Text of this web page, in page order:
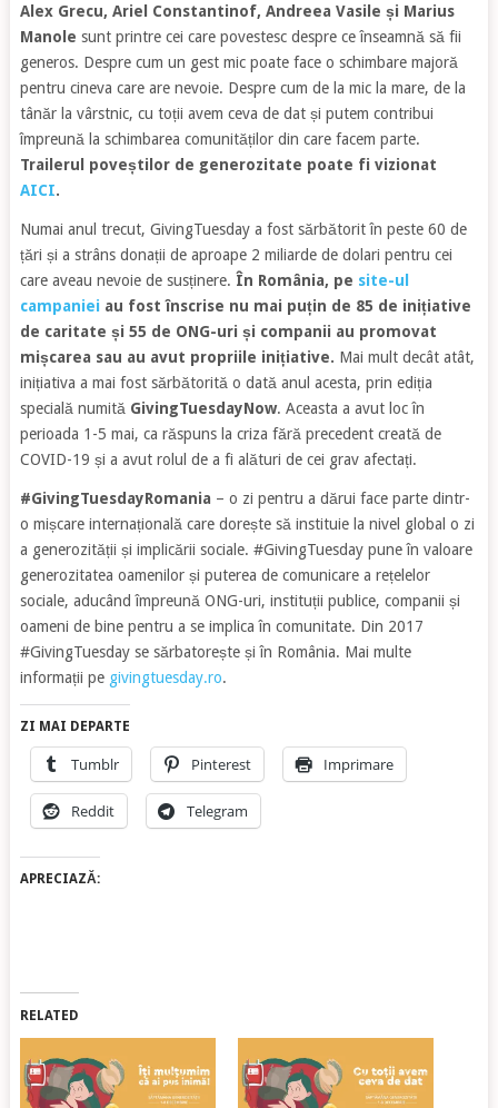
Alex Grecu, Ariel Constantinof, Andreea Vasile și Marius
Manole sunt printre cei care povestesc despre ce înseamnă să fii
generos. Despre cum un gest mic poate face o schimbare majoră
pentru cineva care are nevoie. Despre cum de la mic la mare, de la
tânăr la vârstnic, cu toții avem ceva de dat și putem contribui
împreună la schimbarea comunităților din care facem parte.
Trailerul poveștilor de generozitate poate fi vizionat
AICI.
Numai anul trecut, GivingTuesday a fost sărbătorit în peste 60 de
țări și a strâns donații de aproape 2 miliarde de dolari pentru cei
care aveau nevoie de susținere. În România, pe site-ul
campanieiau fost înscrise nu mai puțin de 85 de inițiative
de caritate și 55 de ONG-uri și companii au promovat
mișcarea sau au avut propriile inițiative. Mai mult decât atât,
inițiativa a mai fost sărbătorită o dată anul acesta, prin ediția
specială numită GivingTuesdayNow. Aceasta a avut loc în
perioada 1-5 mai, ca răspuns la criza fără precedent creată de
COVID-19 și a avut rolul de a fi alături de cei grav afectați.
#GivingTuesdayRomania – o zi pentru a dărui face parte dintr-
o mișcare internațională care dorește să instituie la nivel global o zi
a generozității și implicării sociale. #GivingTuesday pune în valoare
generozitatea oamenilor și puterea de comunicare a rețelelor
sociale, aducând împreună ONG-uri, instituții publice, companii și
oameni de bine pentru a se implica în comunitate. Din 2017
#GivingTuesday se sărbatorește și în România. Mai multe
informații pegivingtuesday.ro.
ZI MAI DEPARTE
Tumblr Pinterest Imprimare
Reddit Telegram
APRECIAZĂ:
RELATED